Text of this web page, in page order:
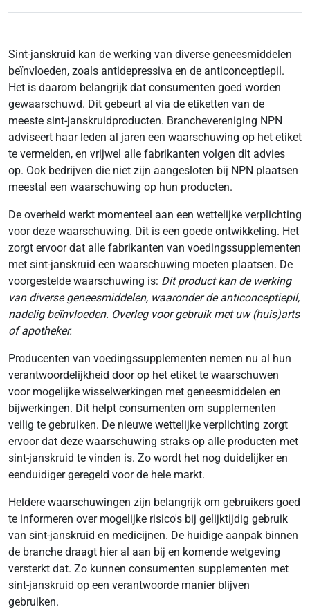
Sint-janskruid kan de werking van diverse geneesmiddelen
beïnvloeden, zoals antidepressiva en de anticonceptiepil.
Het is daarom belangrijk dat consumenten goed worden
gewaarschuwd. Dit gebeurt al via de etiketten van de
meeste sint-janskruidproducten. Branchevereniging NPN
adviseert haar leden al jaren een waarschuwing op het etiket
te vermelden, en vrijwel alle fabrikanten volgen dit advies
op. Ook bedrijven die niet zijn aangesloten bij NPN plaatsen
meestal een waarschuwing op hun producten.
De overheid werkt momenteel aan een wettelijke verplichting
voor deze waarschuwing. Dit is een goede ontwikkeling. Het
zorgt ervoor dat alle fabrikanten van voedingssupplementen
met sint-janskruid een waarschuwing moeten plaatsen. De
voorgestelde waarschuwing is: Dit product kan de werking
van diverse geneesmiddelen, waaronder de anticonceptiepil,
nadelig beïnvloeden. Overleg voor gebruik met uw (huis)arts
of apotheker.
Producenten van voedingssupplementen nemen nu al hun
verantwoordelijkheid door op het etiket te waarschuwen
voor mogelijke wisselwerkingen met geneesmiddelen en
bijwerkingen. Dit helpt consumenten om supplementen
veilig te gebruiken. De nieuwe wettelijke verplichting zorgt
ervoor dat deze waarschuwing straks op alle producten met
sint-janskruid te vinden is. Zo wordt het nog duidelijker en
eenduidiger geregeld voor de hele markt.
Heldere waarschuwingen zijn belangrijk om gebruikers goed
te informeren over mogelijke risico's bij gelijktijdig gebruik
van sint-janskruid en medicijnen. De huidige aanpak binnen
de branche draagt hier al aan bij en komende wetgeving
versterkt dat. Zo kunnen consumenten supplementen met
sint-janskruid op een verantwoorde manier blijven
gebruiken.